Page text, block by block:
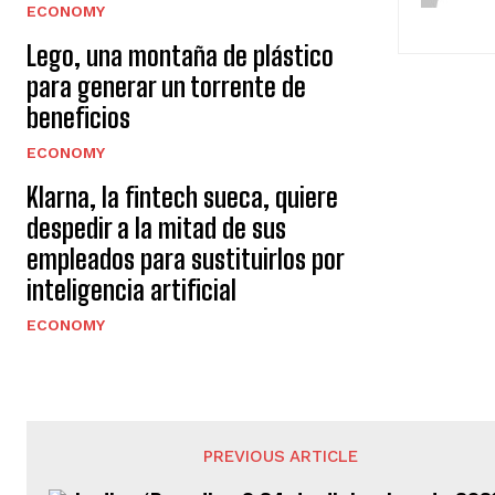
ECONOMY
Lego, una montaña de plástico
para generar un torrente de
beneficios
ECONOMY
Klarna, la fintech sueca, quiere
despedir a la mitad de sus
empleados para sustituirlos por
inteligencia artificial
ECONOMY
PREVIOUS ARTICLE